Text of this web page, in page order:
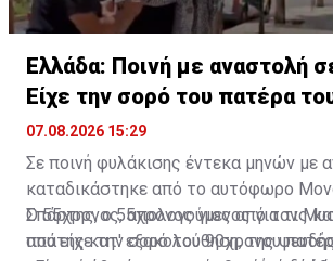
Ελλάδα: Ποινή με αναστολή
Είχε την σορό του πατέρα
καταψύκτη
07.08.2026 15:29
Σε ποινή φυλάκισης έντεκα μηνών με
καταδικάστηκε από το αυτόφωρο
Σπάρτης, ο 55χρονος γιος από τον
που είχε την σορό του 90χρονου
Ο 55χρονος, απολογούμενος για τις
απάτης κατ' εξακολούθηση, της